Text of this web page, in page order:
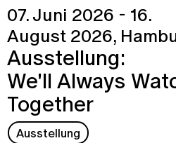
07. Juni 2026 - 16.
August 2026,
Ausstellung:
We'll Always
Together
Ausstellung